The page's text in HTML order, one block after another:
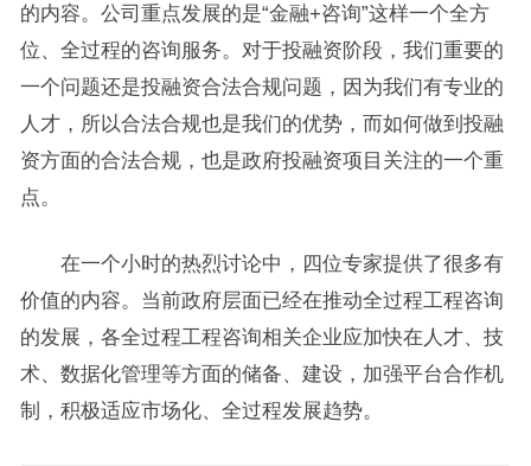
的内容。公司重点发展的是“金融+咨询”这样一个全方
位、全过程的咨询服务。对于投融资阶段，我们重要的
一个问题还是投融资合法合规问题，因为我们有专业的
人才，所以合法合规也是我们的优势，而如何做到投融
资方面的合法合规，也是政府投融资项目关注的一个重
点。
在一个小时的热烈讨论中，四位专家提供了很多有
价值的内容。当前政府层面已经在推动全过程工程咨询
的发展，各全过程工程咨询相关企业应加快在人才、技
术、数据化管理等方面的储备、建设，加强平台合作机
制，积极适应市场化、全过程发展趋势。